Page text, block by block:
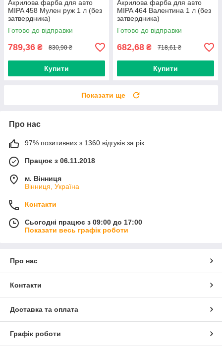
Акрилова фарба для авто
MIPA 458 Мулен руж 1 л (без
затвердника)
Готово до відправки
789,36 ₴ 830,90 ₴
Купити
Акрилова фарба для авто
MIPA 464 Валентина 1 л (без
затвердника)
Готово до відправки
682,68 ₴ 718,61 ₴
Купити
Показати ще
Про нас
97% позитивних з 1360 відгуків за рік
Працює з 06.11.2018
м. Вінниця
Вінниця, Україна
Контакти
Сьогодні працює з 09:00 до 17:00
Показати весь графік роботи
Про нас
Контакти
Доставка та оплата
Графік роботи